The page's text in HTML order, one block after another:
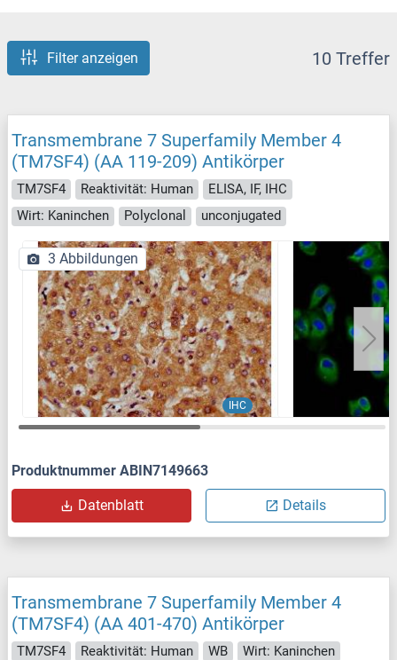
Filter anzeigen 10 Treffer
Transmembrane 7 Superfamily Member 4
(TM7SF4) (AA 119-209) Antikörper
TM7SF4 Reaktivität: Human
ELISA, IF, IHC
Wirt: Kaninchen
Polyclonal unconjugated
IHC
3 Abbildungen
Produktnummer ABIN7149663
Datenblatt Details
Transmembrane 7 Superfamily Member 4
(TM7SF4) (AA 401-470) Antikörper
TM7SF4 Reaktivität: Human WB
Wirt: Kaninchen